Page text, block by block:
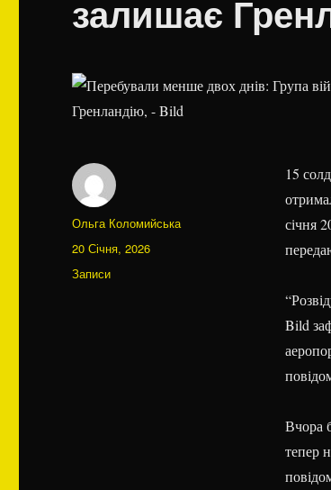
залишає
15
січня
Bild
Вчора
тепер
Автор
Ольга Коломийська
Оприлюднено
20 Січня, 2026
Категорії
Записи